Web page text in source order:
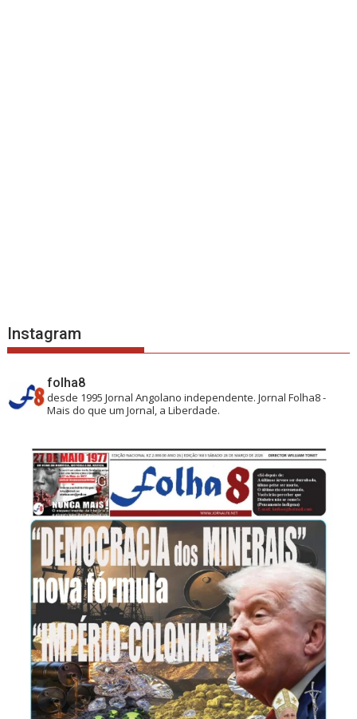
Instagram
folha8
desde 1995 Jornal Angolano independente.Jornal Folha8 -
Mais do que um Jornal, a Liberdade.